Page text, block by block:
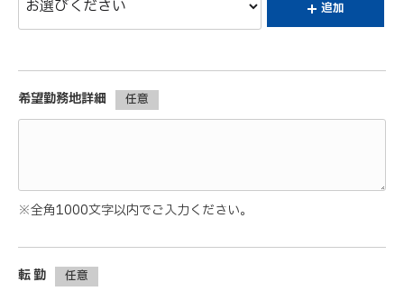
追加
希望勤務地詳細 任意
※全角1000文字以内でご入力ください。
転 勤 任意